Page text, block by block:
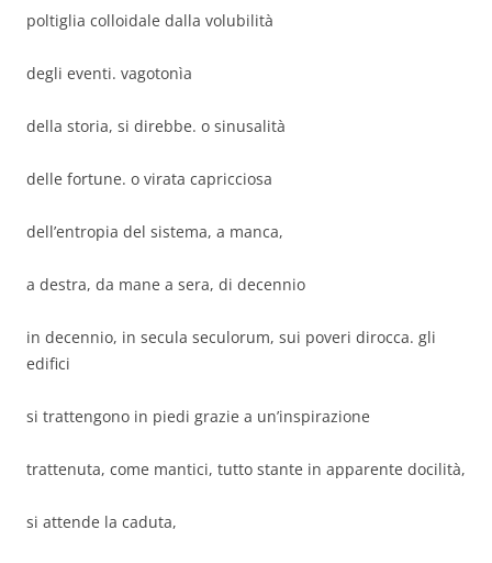
poltiglia colloidale dalla volubilità
degli eventi. vagotonìa
della storia, si direbbe. o sinusalità
delle fortune. o virata capricciosa
dell’entropia del sistema, a manca,
a destra, da mane a sera, di decennio
in decennio, in secula seculorum, sui poveri dirocca. gli
edifici
si trattengono in piedi grazie a un’inspirazione
trattenuta, come mantici, tutto stante in apparente docilità,
si attende la caduta,